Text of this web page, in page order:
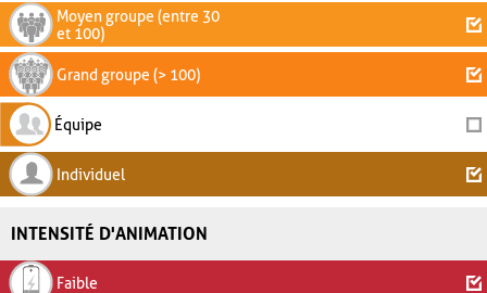
Moyen groupe (entre 30
et 100)
Grand groupe (> 100)
Équipe
Individuel
INTENSITÉ D'ANIMATION
Faible